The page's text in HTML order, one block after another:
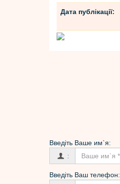
Дата публікації:
Введіть Вашe им`я:
:
Введіть Ваш телефон: